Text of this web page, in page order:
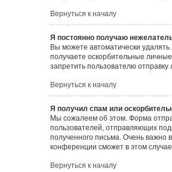
Вернуться к началу
Я постоянно получаю
Вы можете автоматически
получаете оскорбительные
запретить пользователю
Вернуться к началу
Я получил спам или
Мы сожалеем об этом. Форма
пользователей, отправляющих
полученного письма. Очень важно
конференции сможет в этом
Вернуться к началу